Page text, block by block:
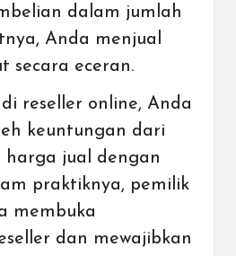
dalam jumlah
Anda menjual
secara eceran.
reseller online, Anda
keuntungan dari
jual dengan
praktiknya, pemilik
membuka
dan mewajibkan